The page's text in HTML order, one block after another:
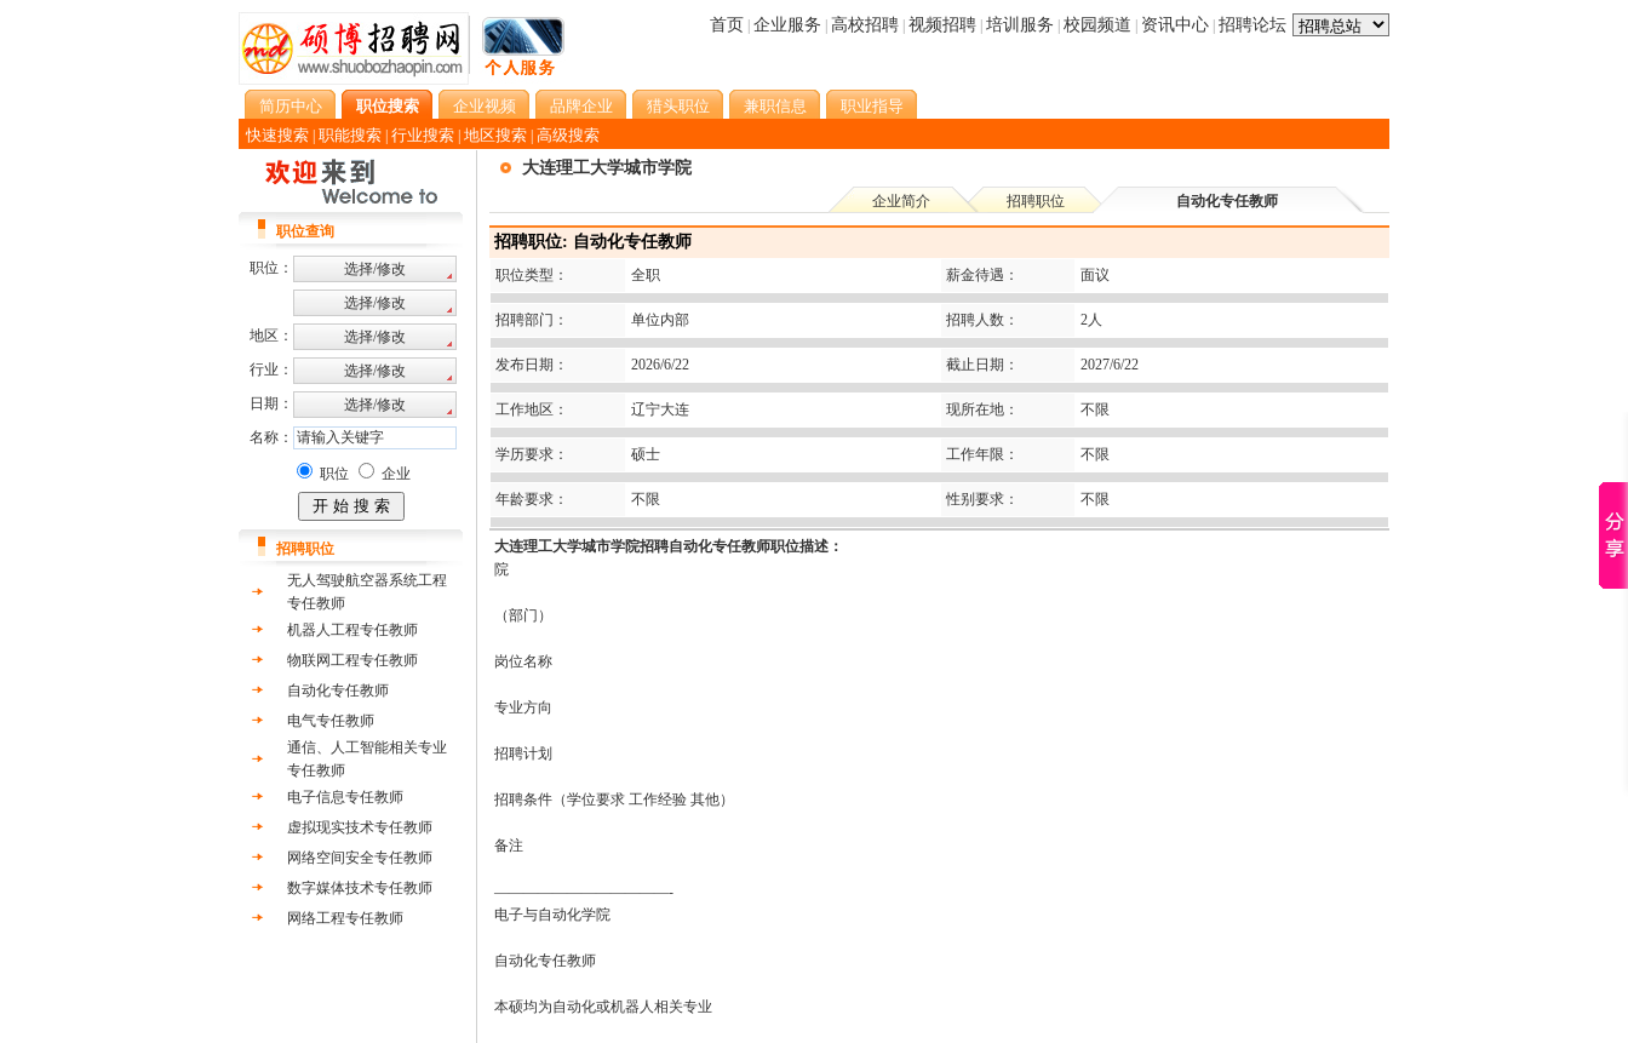
首页 企业服务 高校招聘 视频招聘 培训服务 校园频道 资讯中心 招聘论坛
简历中心 职位搜索 企业视频 品牌企业 猎头职位 兼职信息
职业指导
快速搜索 职能搜索 行业搜索 地区搜索 高级搜索
职位查询
职位：
地区：
行业：
日期：
名称：
职位 企业
招聘职位
无人驾驶航空器系统工程
专任教师
机器人工程专任教师
物联网工程专任教师
自动化专任教师
电气专任教师
通信、人工智能相关专业
专任教师
电子信息专任教师
虚拟现实技术专任教师
网络空间安全专任教师
数字媒体技术专任教师
网络工程专任教师
大连理工大学城市学院
企业简介 招聘职位 自动化专任教师
招聘职位: 自动化专任教师
职位类型： 全职 薪金待遇： 面议
招聘部门： 单位内部 招聘人数： 2人
发布日期： 2026/6/22 截止日期： 2027/6/22
工作地区： 辽宁大连 现所在地： 不限
学历要求： 硕士 工作年限： 不限
年龄要求： 不限 性别要求： 不限
大连理工大学城市学院招聘自动化专任教师职位描述：
院
（部门）
岗位名称
专业方向
招聘计划
招聘条件（学位要求 工作经验 其他）
备注
————————————-
电子与自动化学院
自动化专任教师
本硕均为自动化或机器人相关专业